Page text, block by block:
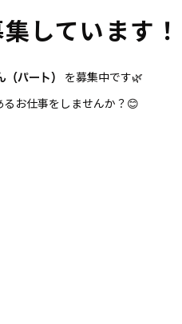
しています
（パート）
を募集中です🌿
お仕事をしませんか？😊